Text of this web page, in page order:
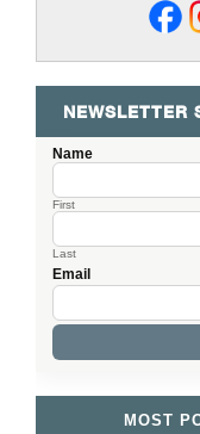
NEWSLETTER
Name
First
Last
Email
MOST